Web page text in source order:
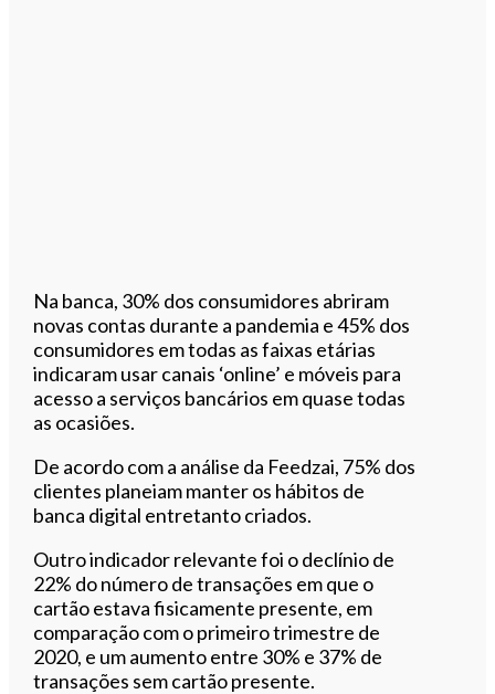
Na banca, 30% dos consumidores abriram
novas contas durante a pandemia e 45% dos
consumidores em todas as faixas etárias
indicaram usar canais ‘online’ e móveis para
acesso a serviços bancários em quase todas
as ocasiões.
De acordo com a análise da Feedzai, 75% dos
clientes planeiam manter os hábitos de
banca digital entretanto criados.
Outro indicador relevante foi o declínio de
22% do número de transações em que o
cartão estava fisicamente presente, em
comparação com o primeiro trimestre de
2020, e um aumento entre 30% e 37% de
transações sem cartão presente.